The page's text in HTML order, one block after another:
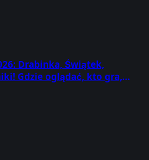
Drabinka, Świątek,
Gdzie oglądać, kto gra,